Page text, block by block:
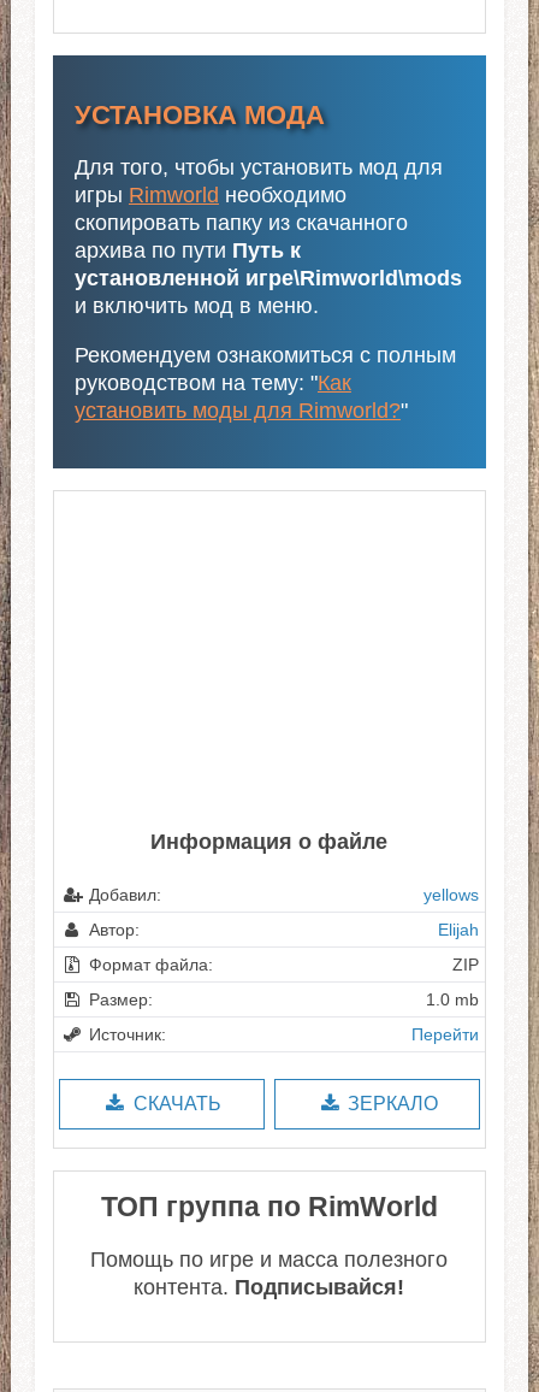
УСТАНОВКА МОДА
Для того, чтобы установить мод для
игры Rimworld необходимо
скопировать папку из скачанного
архива по пути Путь к
установленной игре\Rimworld\mods
и включить мод в меню.
Рекомендуем ознакомиться с полным
руководством на тему: "Как
установить моды для Rimworld?"
Информация о файле
Добавил:
yellows
Автор:
Elijah
Формат файла:
ZIP
Размер:
1.0 mb
Источник:
Перейти
СКАЧАТЬ ЗЕРКАЛО
ТОП группа по RimWorld
Помощь по игре и масса полезного
контента. Подписывайся!